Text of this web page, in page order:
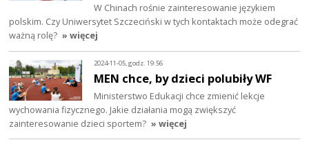
W Chinach rośnie zainteresowanie językiem
polskim. Czy Uniwersytet Szczeciński w tych kontaktach może odegrać
ważną rolę? » więcej
2024-11-05, godz. 19:56
MEN chce, by dzieci polubiły WF
Ministerstwo Edukacji chce zmienić lekcje
wychowania fizycznego. Jakie działania mogą zwiększyć
zainteresowanie dzieci sportem? » więcej